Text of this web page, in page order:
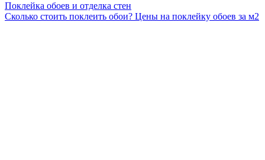
Поклейка обоев и отделка стен
Сколько стоить поклеить обои? Цены на поклейку обоев за м2